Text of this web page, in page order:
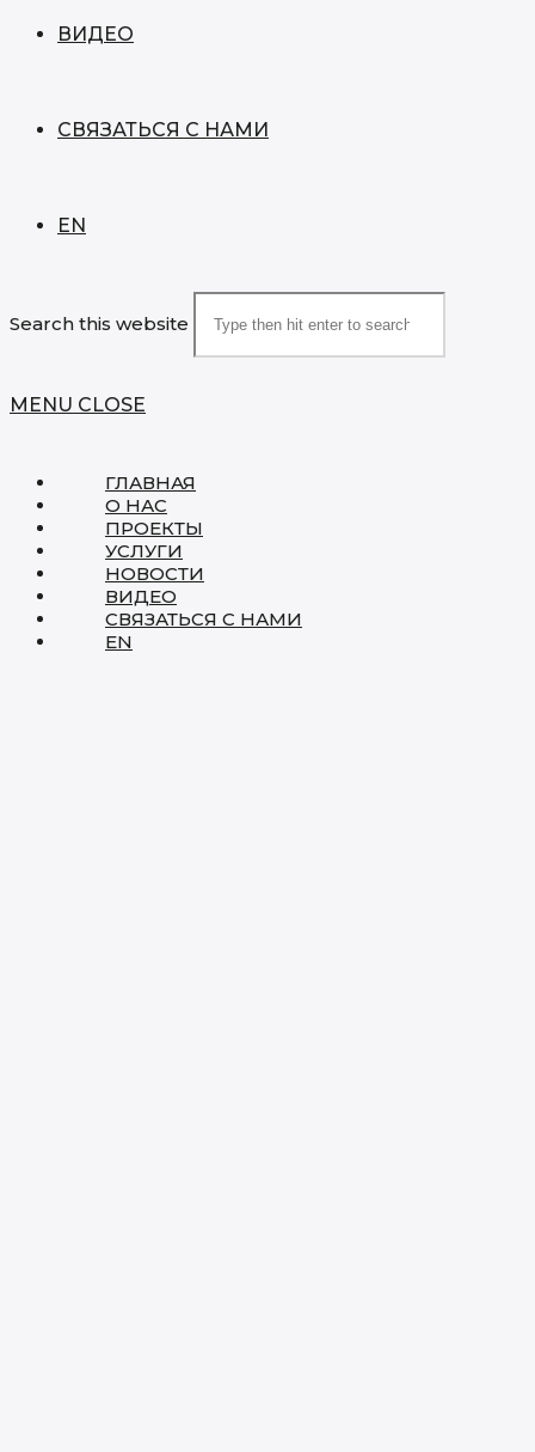
ВИДЕО
СВЯЗАТЬСЯ С НАМИ
EN
Search this website
MENU CLOSE
ГЛАВНАЯ
О НАС
ПРОЕКТЫ
УСЛУГИ
НОВОСТИ
ВИДЕО
СВЯЗАТЬСЯ С НАМИ
EN